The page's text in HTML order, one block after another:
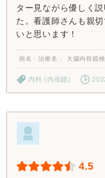
ター見ながら優しく
た。看護師さんも親
いと思います！
病名・治療名 大腸内視鏡
内科 (内視鏡)
4.5